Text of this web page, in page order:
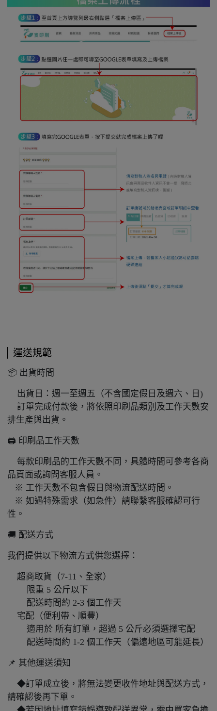
運送規範
📦 出貨時間
出貨日：週一至週五（不含國定假日及週六、日)
訂單完成付款後，將依照印刷品類別及工作天數安
排生產與出貨。
🖨️ 印刷品工作天數
每款印刷品的工作天數不同，具體時間可參考各商
品頁面或詢問客服人員。
※ 工作天數不包含假日與物流配送時間。
※ 如遇特殊需求（如急件）請聯繫客服確認可行
性。
🚚 配送方式
我們提供以下物流方式供您選擇：
超商取貨（7-11、全家）
限重 5 公斤以下
配送時間約 2-3 個工作天
宅配（便利帶、順豐）
適用於 所有訂單，超過 5 公斤必須選擇宅配
配送時間約 1-2 個工作天（偏遠地區可能延長）
📌 其他運送須知
◆訂單成立後，將無法變更收件地址與配送方式，
請確認後再下單。